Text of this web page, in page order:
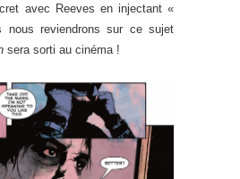
avec Reeves en injectant «
nous reviendrons sur ce sujet
sera sorti au cinéma !